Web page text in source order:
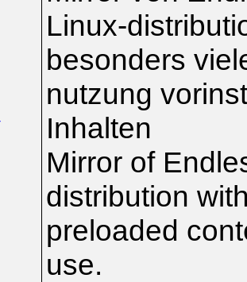
Linux-
besonders
nutzung
Inhalten
Mirror of
distribution
preloaded
use.